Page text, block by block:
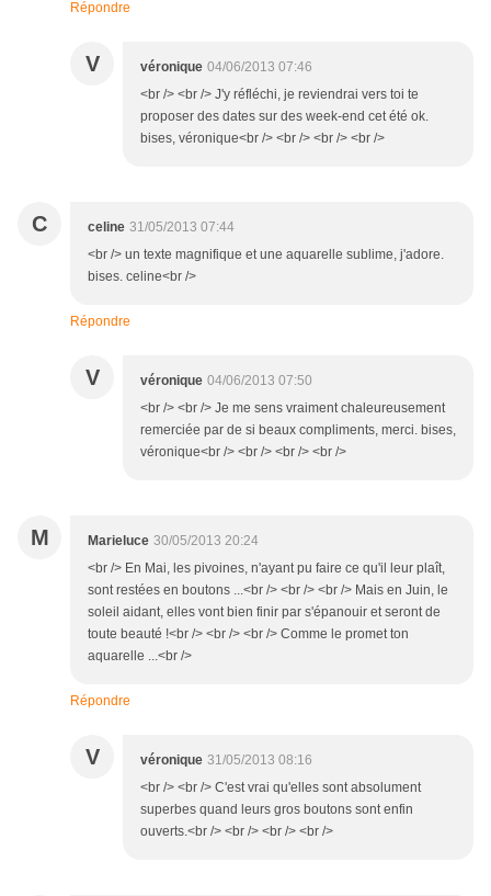
Répondre
V véronique 04/06/2013 07:46
<br /> <br /> J'y réfléchi, je reviendrai vers toi te
proposer des dates sur des week-end cet été ok.
bises, véronique<br /> <br /> <br /> <br />
C celine 31/05/2013 07:44
<br /> un texte magnifique et une aquarelle sublime, j'adore.
bises. celine<br />
Répondre
V véronique 04/06/2013 07:50
<br /> <br /> Je me sens vraiment chaleureusement
remerciée par de si beaux compliments, merci. bises,
véronique<br /> <br /> <br /> <br />
M Marieluce 30/05/2013 20:24
<br /> En Mai, les pivoines, n'ayant pu faire ce qu'il leur plaît,
sont restées en boutons ...<br /> <br /> <br /> Mais en Juin, le
soleil aidant, elles vont bien finir par s'épanouir et seront de
toute beauté !<br /> <br /> <br /> Comme le promet ton
aquarelle ...<br />
Répondre
V véronique 31/05/2013 08:16
<br /> <br /> C'est vrai qu'elles sont absolument
superbes quand leurs gros boutons sont enfin
ouverts.<br /> <br /> <br /> <br />